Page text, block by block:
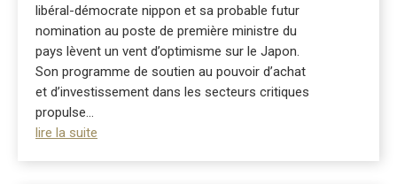
libéral-démocrate nippon et sa probable futur
nomination au poste de première ministre du
pays lèvent un vent d’optimisme sur le Japon.
Son programme de soutien au pouvoir d’achat
et d’investissement dans les secteurs critiques
propulse...
lire la suite